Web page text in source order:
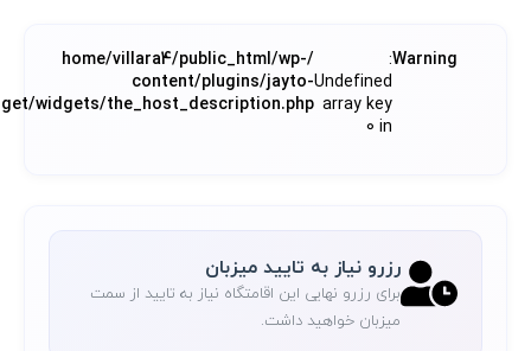
Warning
:
Undefined
array key
0 in
/home/villara4/public_html/wp-
content/plugins/jayto-
widgets/the_host_description.php
رزرو نیاز به تایید میزبان
برای رزرو نهایی این اقامتگاه نیاز به تایید از سمت
میزبان خواهید داشت.